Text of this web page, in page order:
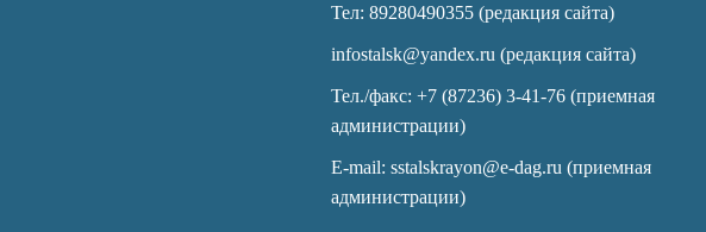
Тел: 89280490355 (редакция сайта)
infostalsk@yandex.ru (редакция сайта)
Тел./факс: +7 (87236) 3-41-76 (приемная
администрации)
E-mail: sstalskrayon@e-dag.ru (приемная
администрации)